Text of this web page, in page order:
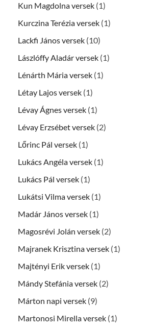
Kun Magdolna versek (1)
Kurczina Terézia versek (1)
Lackfi János versek (10)
Lászlóffy Aladár versek (1)
Lénárth Mária versek (1)
Létay Lajos versek (1)
Lévay Ágnes versek (1)
Lévay Erzsébet versek (2)
Lőrinc Pál versek (1)
Lukács Angéla versek (1)
Lukács Pál versek (1)
Lukátsi Vilma versek (1)
Madár János versek (1)
Magosrévi Jolán versek (2)
Majranek Krisztina versek (1)
Majtényi Erik versek (1)
Mándy Stefánia versek (2)
Márton napi versek (9)
Martonosi Mirella versek (1)